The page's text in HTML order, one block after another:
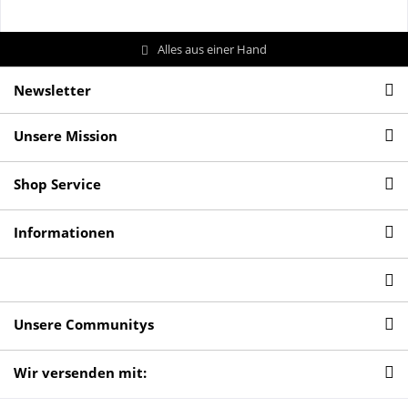
Alles aus einer Hand
Newsletter
Unsere Mission
Shop Service
Informationen
Unsere Communitys
Wir versenden mit: